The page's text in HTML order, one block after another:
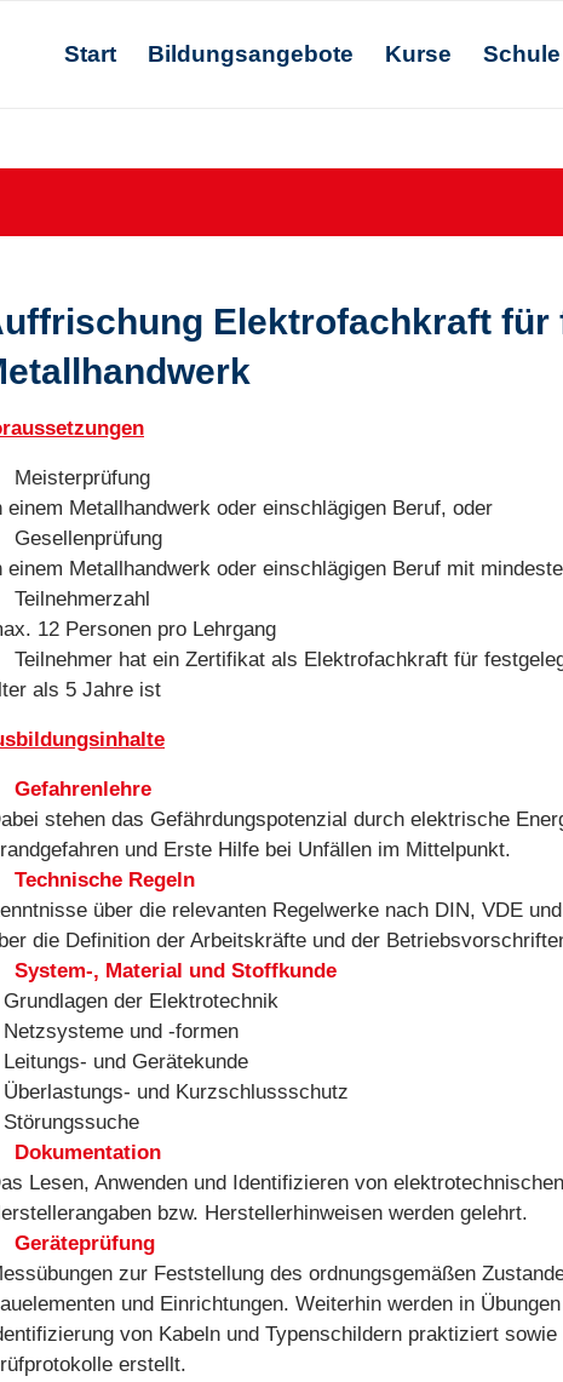
Start Bildungsangebote Kurse Schule
Elektrofachkraft für
Meisterprüfung
einem Metallhandwerk oder einschlägigen Beruf, oder
Gesellenprüfung
einem Metallhandwerk oder einschlägigen Beruf mit
Teilnehmerzahl
12 Personen pro Lehrgang
Teilnehmer hat ein Zertifikat als Elektrofachkraft für
als 5 Jahre ist
Gefahrenlehre
stehen das Gefährdungspotenzial durch elektrische
und Erste Hilfe bei Unfällen im Mittelpunkt.
Technische Regeln
über die relevanten Regelwerke nach DIN, VDE
die Definition der Arbeitskräfte und der
System-, Material und Stoffkunde
der Elektrotechnik
und -formen
und Gerätekunde
und Kurzschlussschutz
Dokumentation
Lesen, Anwenden und Identifizieren von
bzw. Herstellerhinweisen werden gelehrt.
Geräteprüfung
zur Feststellung des ordnungsgemäßen
und Einrichtungen. Weiterhin werden in
von Kabeln und Typenschildern praktiziert
erstellt.